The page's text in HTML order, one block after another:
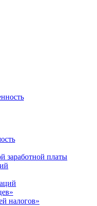
заработной платы
налогов»